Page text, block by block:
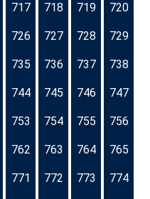
717 718 719 720
726 727 728 729
735 736 737 738
744 745 746 747
753 754 755 756
762 763 764 765
771 772 773 774